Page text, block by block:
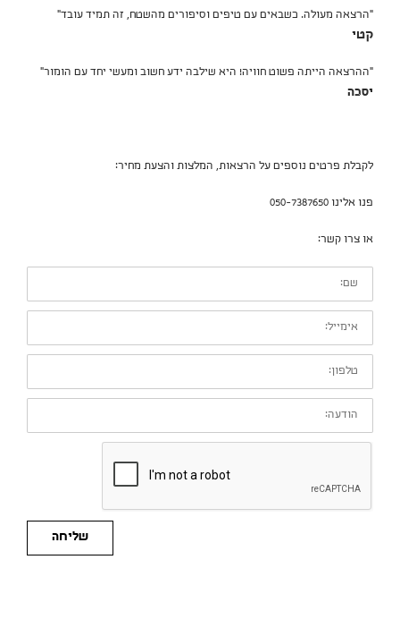
"הרצאה מעולה. כשבאים עם טיפים וסיפורים מהשטח, זה תמיד עובד"
קטי
"ההרצאה הייתה פשוט חוויה! היא שילבה ידע חשוב ומעשי יחד עם הומור"
יסכה
לקבלת פרטים נוספים על הרצאות, המלצות והצעת מחיר:
פנו אלינו 050-7387650
או צרו קשר:
שם:
אימייל:
טלפון:
הודעה:
שליחה